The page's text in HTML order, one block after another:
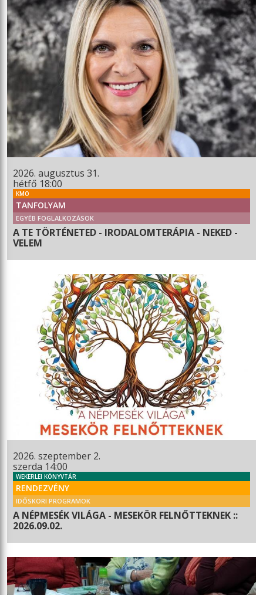
2026. augusztus 31.
hétfő 18:00
KMO
TANFOLYAM
EGYÉB FOGLALKOZÁSOK
A TE TÖRTÉNETED - IRODALOMTERÁPIA - NEKED -
VELEM
2026. szeptember 2.
szerda 14:00
WEKERLEI KÖNYVTÁR
RENDEZVÉNY
IDŐSKORI PROGRAMOK
A NÉPMESÉK VILÁGA - MESEKÖR FELNŐTTEKNEK ::
2026.09.02.